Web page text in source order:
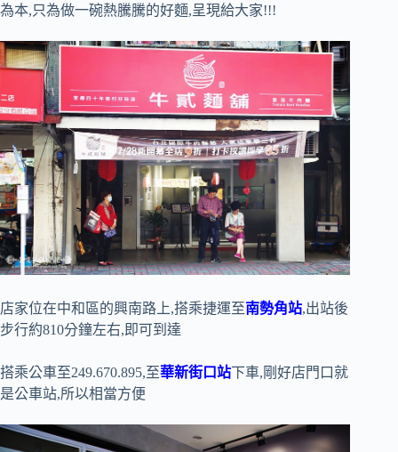
為本,只為做一碗熱騰騰的好麵,呈現給大家!!!
店家位在中和區的興南路上,搭乘捷運至南勢角站,出站後
步行約810分鐘左右,即可到達
搭乘公車至249.670.895,至華新街口站下車,剛好店門口就
是公車站,所以相當方便